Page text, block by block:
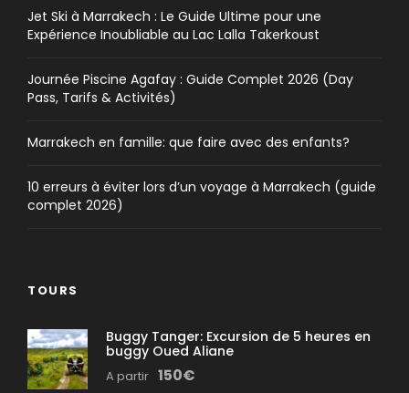
Jet Ski à Marrakech : Le Guide Ultime pour une
Expérience Inoubliable au Lac Lalla Takerkoust
Journée Piscine Agafay : Guide Complet 2026 (Day
Pass, Tarifs & Activités)
Marrakech en famille: que faire avec des enfants?
10 erreurs à éviter lors d’un voyage à Marrakech (guide
complet 2026)
TOURS
Buggy Tanger: Excursion de 5 heures en
buggy Oued Aliane
A partir 150€